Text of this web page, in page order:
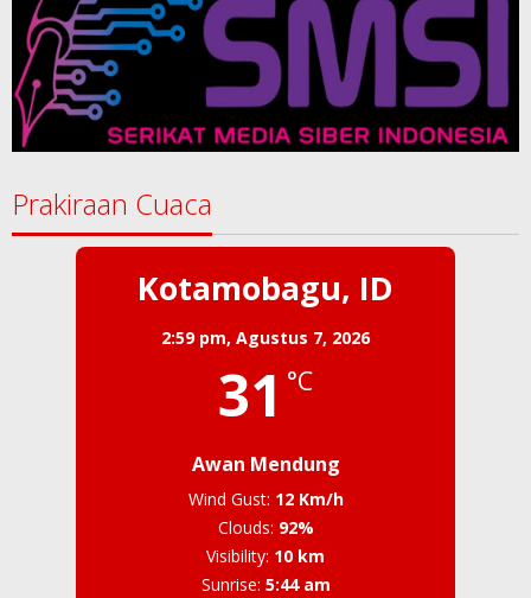
Prakiraan Cuaca
Kotamobagu, ID
2:59 pm, Agustus 7, 2026
31 °C
Awan Mendung
Wind Gust: 12 Km/h
Clouds: 92%
Visibility: 10 km
Sunrise: 5:44 am